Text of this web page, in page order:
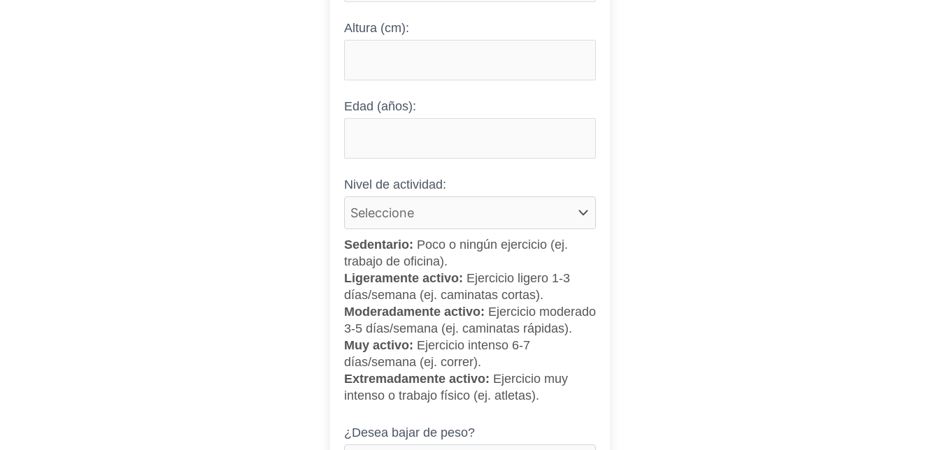
Altura (cm):
Edad (años):
Nivel de actividad:
Sedentario: Poco o ningún ejercicio (ej.
trabajo de oficina).
Ligeramente activo: Ejercicio ligero 1-3
días/semana (ej. caminatas cortas).
Moderadamente activo: Ejercicio moderado
3-5 días/semana (ej. caminatas rápidas).
Muy activo: Ejercicio intenso 6-7
días/semana (ej. correr).
Extremadamente activo: Ejercicio muy
intenso o trabajo físico (ej. atletas).
¿Desea bajar de peso?